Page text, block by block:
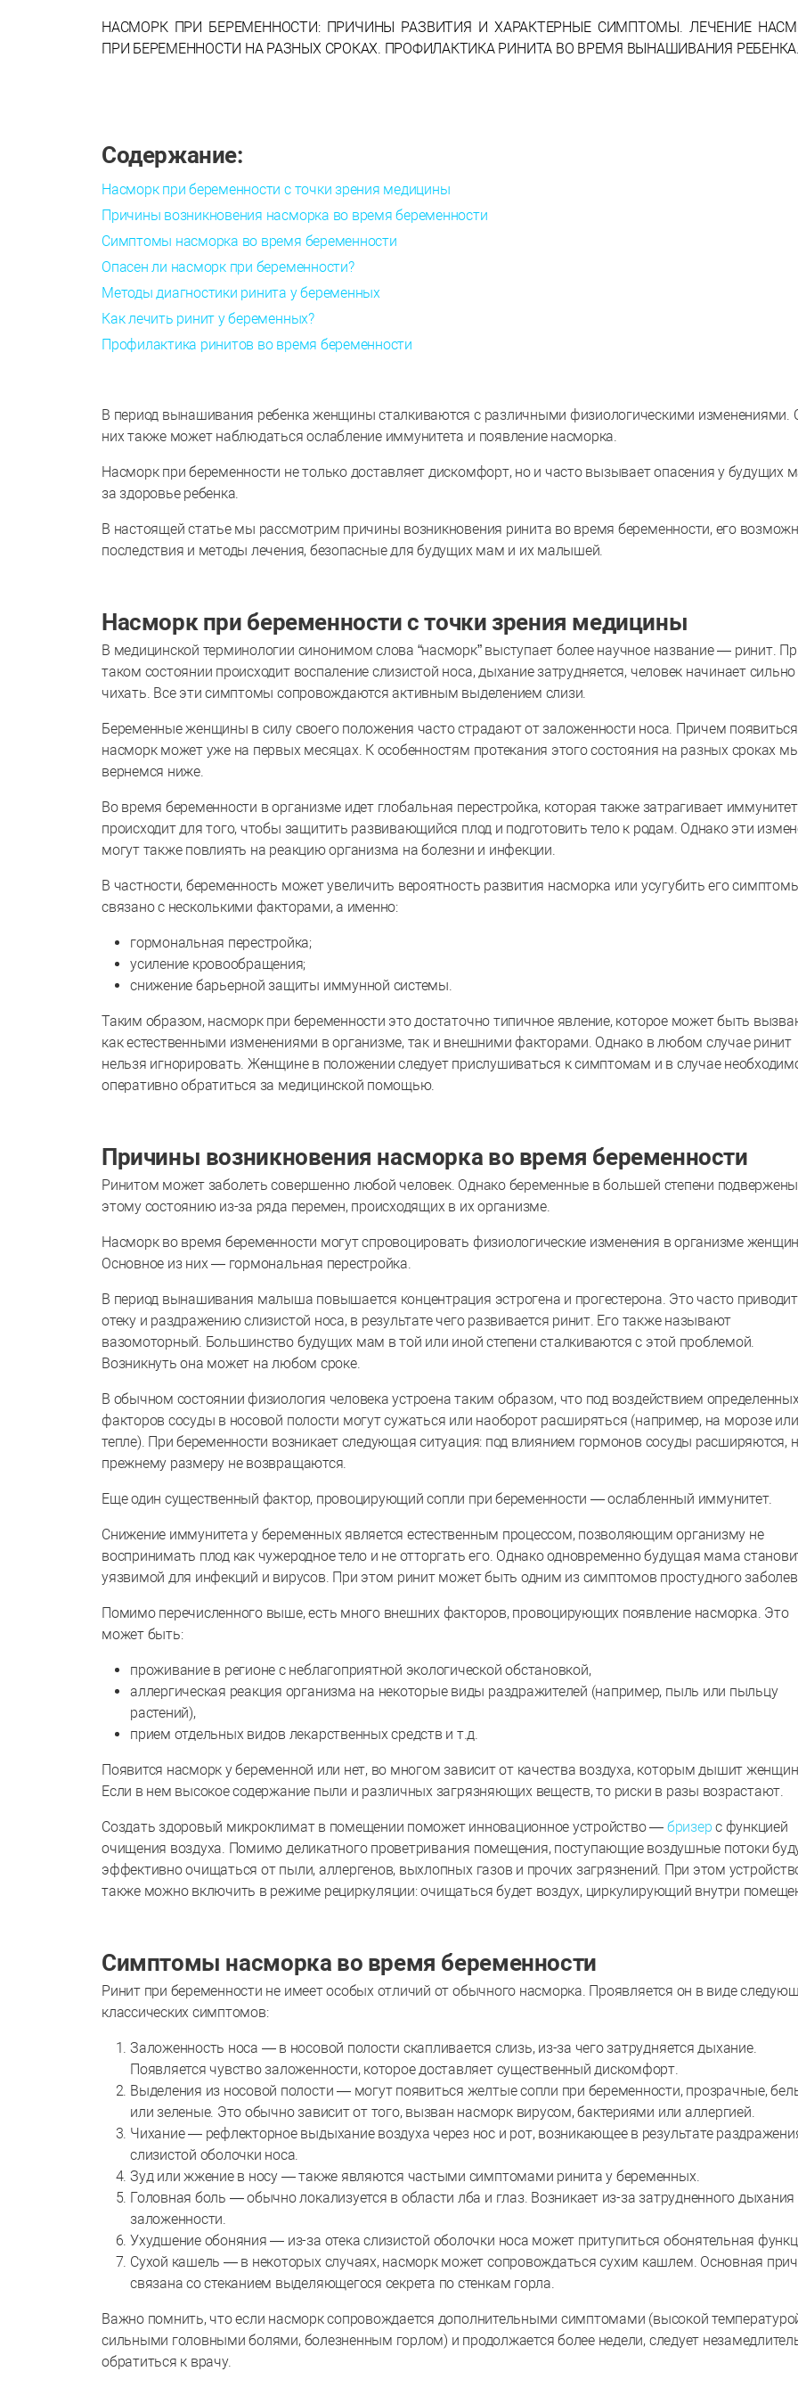
НАСМОРК ПРИ БЕРЕМЕННОСТИ: ПРИЧИНЫ РАЗВИТИЯ И ХАРАКТЕРНЫЕ СИМПТОМЫ. ЛЕЧЕНИЕ
ПРИ БЕРЕМЕННОСТИ НА РАЗНЫХ СРОКАХ. ПРОФИЛАКТИКА РИНИТА ВО ВРЕМЯ ВЫНАШИВАНИЯ РЕБЕНКА.
Содержание:
Насморк при беременности с точки зрения медицины
Причины возникновения насморка во время беременности
Симптомы насморка во время беременности
Опасен ли насморк при беременности?
Методы диагностики ринита у беременных
Как лечить ринит у беременных?
Профилактика ринитов во время беременности
В период вынашивания ребенка женщины сталкиваются с различными физиологическими изменениями.
них также может наблюдаться ослабление иммунитета и появление насморка.
Насморк при беременности не только доставляет дискомфорт, но и часто вызывает опасения у будущих
за здоровье ребенка.
В настоящей статье мы рассмотрим причины возникновения ринита во время беременности, его
последствия и методы лечения, безопасные для будущих мам и их малышей.
Насморк при беременности с точки зрения медицины
В медицинской терминологии синонимом слова “насморк” выступает более научное название — ринит.
таком состоянии происходит воспаление слизистой носа, дыхание затрудняется, человек начинает сильно
чихать. Все эти симптомы сопровождаются активным выделением слизи.
Беременные женщины в силу своего положения часто страдают от заложенности носа. Причем появиться
насморк может уже на первых месяцах. К особенностям протекания этого состояния на разных сроках
вернемся ниже.
Во время беременности в организме идет глобальная перестройка, которая также затрагивает
происходит для того, чтобы защитить развивающийся плод и подготовить тело к родам. Однако эти
могут также повлиять на реакцию организма на болезни и инфекции.
В частности, беременность может увеличить вероятность развития насморка или усугубить его
связано с несколькими факторами, а именно:
гормональная перестройка;
усиление кровообращения;
снижение барьерной защиты иммунной системы.
Таким образом, насморк при беременности это достаточно типичное явление, которое может быть
как естественными изменениями в организме, так и внешними факторами. Однако в любом случае ринит
нельзя игнорировать. Женщине в положении следует прислушиваться к симптомам и в случае
оперативно обратиться за медицинской помощью.
Причины возникновения насморка во время беременности
Ринитом может заболеть совершенно любой человек. Однако беременные в большей степени подвержены
этому состоянию из-за ряда перемен, происходящих в их организме.
Насморк во время беременности могут спровоцировать физиологические изменения в организме
Основное из них — гормональная перестройка.
В период вынашивания малыша повышается концентрация эстрогена и прогестерона. Это часто
отеку и раздражению слизистой носа, в результате чего развивается ринит. Его также называют
вазомоторный. Большинство будущих мам в той или иной степени сталкиваются с этой проблемой.
Возникнуть она может на любом сроке.
В обычном состоянии физиология человека устроена таким образом, что под воздействием
факторов сосуды в носовой полости могут сужаться или наоборот расширяться (например, на морозе
тепле). При беременности возникает следующая ситуация: под влиянием гормонов сосуды расширяются,
прежнему размеру не возвращаются.
Еще один существенный фактор, провоцирующий сопли при беременности — ослабленный иммунитет.
Снижение иммунитета у беременных является естественным процессом, позволяющим организму не
воспринимать плод как чужеродное тело и не отторгать его. Однако одновременно будущая мама
уязвимой для инфекций и вирусов. При этом ринит может быть одним из симптомов простудного
Помимо перечисленного выше, есть много внешних факторов, провоцирующих появление насморка. Это
может быть:
проживание в регионе с неблагоприятной экологической обстановкой,
аллергическая реакция организма на некоторые виды раздражителей (например, пыль или пыльцу
растений),
прием отдельных видов лекарственных средств и т.д.
Появится насморк у беременной или нет, во многом зависит от качества воздуха, которым дышит
Если в нем высокое содержание пыли и различных загрязняющих веществ, то риски в разы возрастают.
Создать здоровый микроклимат в помещении поможет инновационное устройство — бризер с функцией
очищения воздуха. Помимо деликатного проветривания помещения, поступающие воздушные потоки
эффективно очищаться от пыли, аллергенов, выхлопных газов и прочих загрязнений. При этом
также можно включить в режиме рециркуляции: очищаться будет воздух, циркулирующий внутри
Симптомы насморка во время беременности
Ринит при беременности не имеет особых отличий от обычного насморка. Проявляется он в виде
классических симптомов:
Заложенность носа — в носовой полости скапливается слизь, из-за чего затрудняется дыхание.
Появляется чувство заложенности, которое доставляет существенный дискомфорт.
Выделения из носовой полости — могут появиться желтые сопли при беременности, прозрачные,
или зеленые. Это обычно зависит от того, вызван насморк вирусом, бактериями или аллергией.
Чихание — рефлекторное выдыхание воздуха через нос и рот, возникающее в результате
слизистой оболочки носа.
Зуд или жжение в носу — также являются частыми симптомами ринита у беременных.
Головная боль — обычно локализуется в области лба и глаз. Возникает из-за затрудненного дыхания
заложенности.
Ухудшение обоняния — из-за отека слизистой оболочки носа может притупиться обонятельная
Сухой кашель — в некоторых случаях, насморк может сопровождаться сухим кашлем. Основная
связана со стеканием выделяющегося секрета по стенкам горла.
Важно помнить, что если насморк сопровождается дополнительными симптомами (высокой
сильными головными болями, болезненным горлом) и продолжается более недели, следует
обратиться к врачу.